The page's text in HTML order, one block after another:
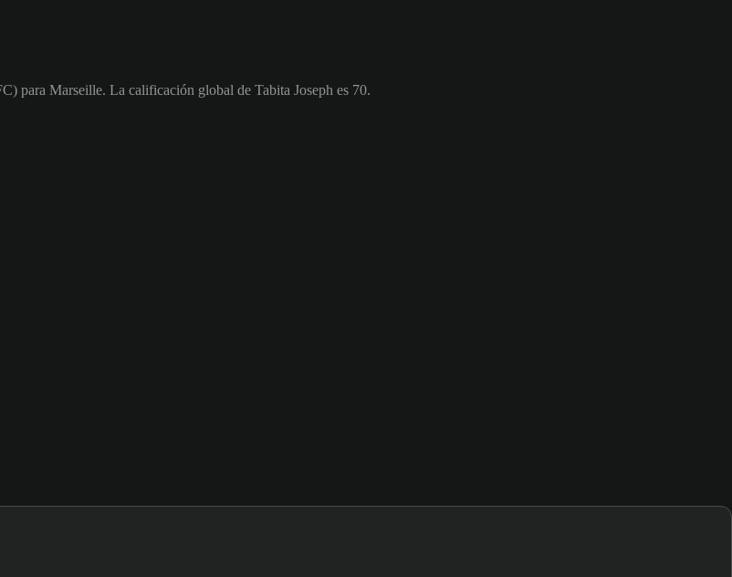
para Marseille. La calificación global de Tabita Joseph es 70.